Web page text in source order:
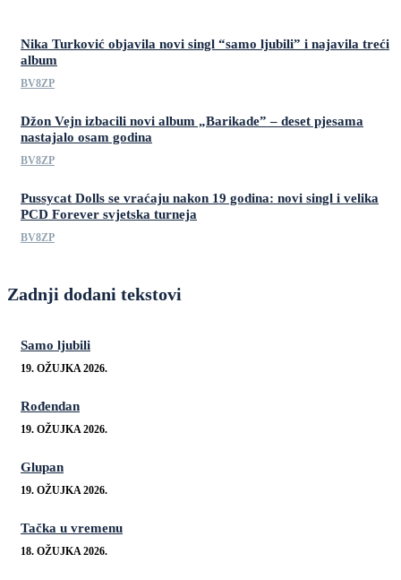
Nika Turković objavila novi singl “samo ljubili” i najavila treći
album
BV8ZP
Džon Vejn izbacili novi album „Barikade” – deset pjesama
nastajalo osam godina
BV8ZP
Pussycat Dolls se vraćaju nakon 19 godina: novi singl i velika
PCD Forever svjetska turneja
BV8ZP
Zadnji dodani tekstovi
Samo ljubili
19. OŽUJKA 2026.
Rođendan
19. OŽUJKA 2026.
Glupan
19. OŽUJKA 2026.
Tačka u vremenu
18. OŽUJKA 2026.